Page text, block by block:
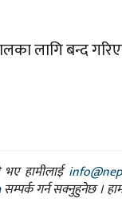
लागि बन्द
भए हामीलाई
सम्पर्क गर्न सक्नुहुनेछ ।